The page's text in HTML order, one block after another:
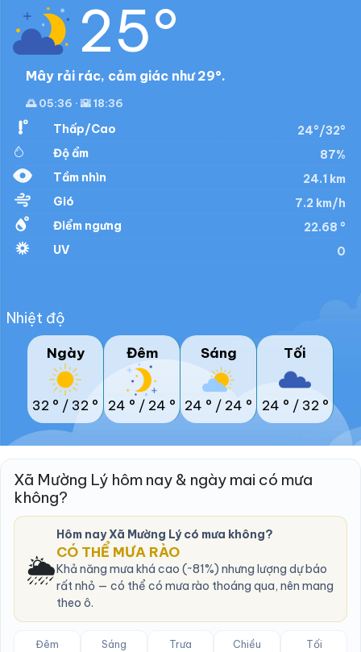
25°
Mây rải rác, cảm giác như 29°.
🌅 05:36 · 🌇 18:36
Thấp/Cao
24°/32°
Độ ẩm
87%
Tầm nhìn
24.1 km
Gió
7.2 km/h
Điểm ngưng
22.68 °
UV
0
Nhiệt độ
Ngày
32 ° / 32 °
Đêm
24 ° / 24 °
Sáng
24 ° / 24 °
Tối
24 ° / 32 °
Xã Mường Lý hôm nay & ngày mai có mưa
không?
🌦️
Hôm nay Xã Mường Lý có mưa không?
CÓ THỂ MƯA RÀO
Khả năng mưa khá cao (~81%) nhưng lượng dự báo
rất nhỏ — có thể có mưa rào thoáng qua, nên mang
theo ô.
Đêm Sáng Trưa Chiều Tối